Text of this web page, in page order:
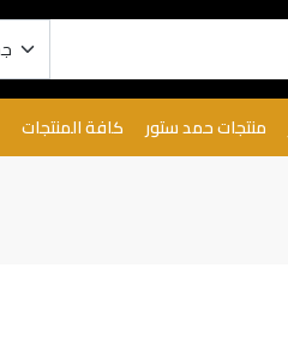
منتجات حمد ستور كافة المنتجات